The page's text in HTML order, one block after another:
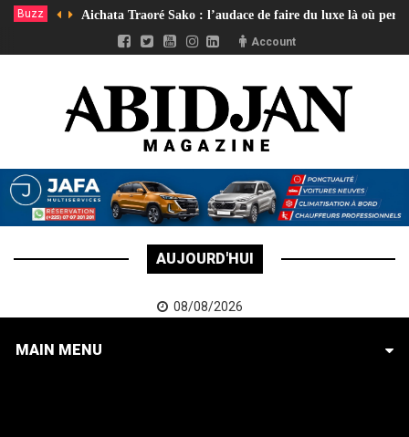
Buzz Aichata Traoré Sako : l’audace de faire du luxe là où
Account
AUJOURD'HUI
08/08/2026
MAIN MENU